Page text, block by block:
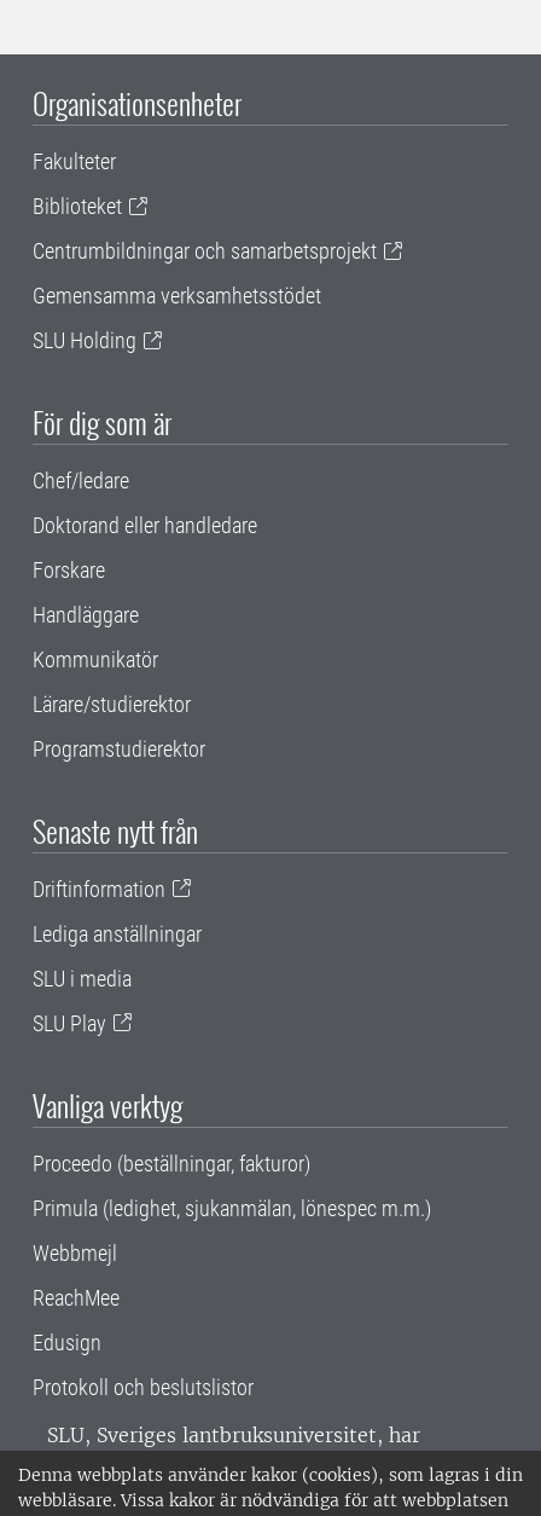
Denna webbplats använder kakor (cookies), som lagras i din
webbläsare. Vissa kakor är nödvändiga för att webbplatsen
Organisationsenheter
Fakulteter
Biblioteket
Centrumbildningar och samarbetsprojekt
Gemensamma verksamhetsstödet
SLU Holding
För dig som är
Chef/ledare
Doktorand eller handledare
Forskare
Handläggare
Kommunikatör
Lärare/studierektor
Programstudierektor
Senaste nytt från
Driftinformation
Lediga anställningar
SLU i media
SLU Play
Vanliga verktyg
Proceedo (beställningar, fakturor)
Primula (ledighet, sjukanmälan, lönespec m.m.)
Webbmejl
ReachMee
Edusign
Protokoll och beslutslistor
SLU, Sveriges lantbruksuniversitet, har
verksamhet över hela Sverige. Huvudorter är
Alnarp, Uppsala och Umeå.SLU är